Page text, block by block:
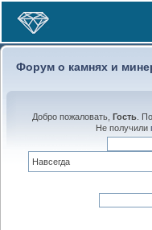
Форум о камнях и
Добро пожаловать, Гость.
Не получили